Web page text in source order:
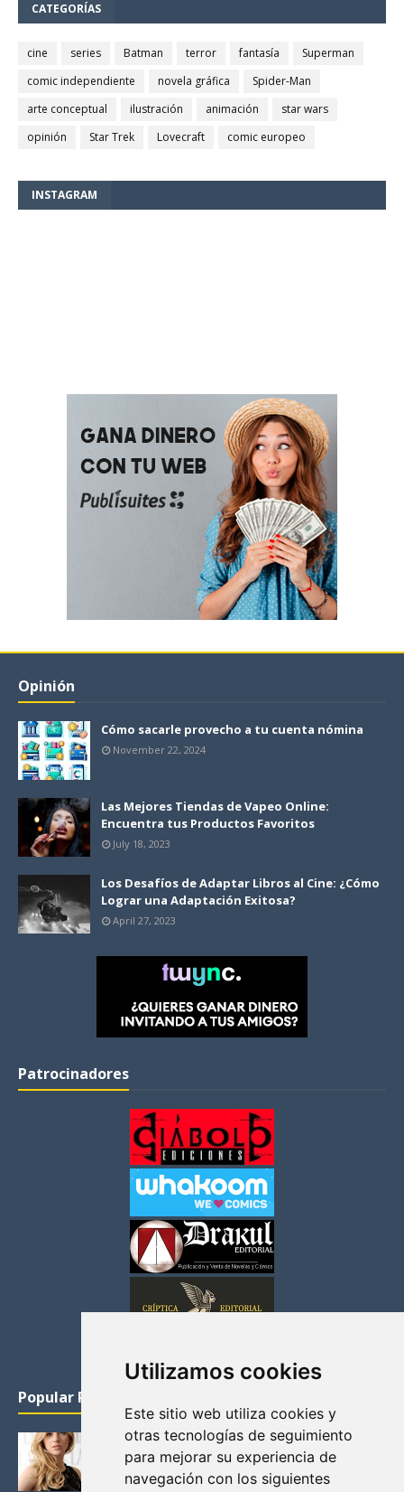
Utilizamos cookies
Este sitio web utiliza cookies y
otras tecnologías de seguimiento
para mejorar su experiencia de
navegación con los siguientes
CATEGORÍAS
cine series Batman terror fantasía
Superman
comic independiente
novela gráfica
Spider-Man
arte conceptual
ilustración animación
star wars
opinión
Star Trek Lovecraft comic europeo
INSTAGRAM
Opinión
Cómo sacarle provecho a tu cuenta nómina
November 22, 2024
Las Mejores Tiendas de Vapeo Online:
Encuentra tus Productos Favoritos
July 18, 2023
Los Desafíos de Adaptar Libros al Cine: ¿Cómo
Lograr una Adaptación Exitosa?
April 27, 2023
Patrocinadores
Popular Posts
KATHERYN WINNICK: LA ACTRIZ MAS GUAPA DE
VIKINGOS
Junio 14, 2013